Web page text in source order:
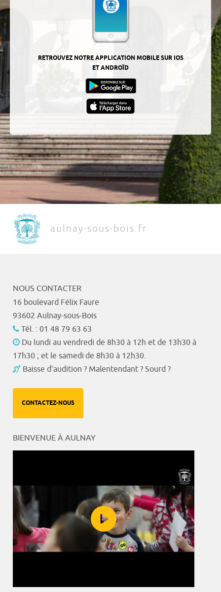
RETROUVEZ NOTRE APPLICATION MOBILE SUR IOS
ET ANDROÏD
aulnay-sous-bois.fr
NOUS CONTACTER
16 boulevard Félix Faure
93602 Aulnay-sous-Bois
Tél. : 01 48 79 63 63
Du lundi au vendredi de 8h30 à 12h et de 13h30 à
17h30 ; et le samedi de 8h30 à 12h30.
Baisse d'audition ? Malentendant ? Sourd ?
CONTACTEZ-NOUS
BIENVENUE À AULNAY